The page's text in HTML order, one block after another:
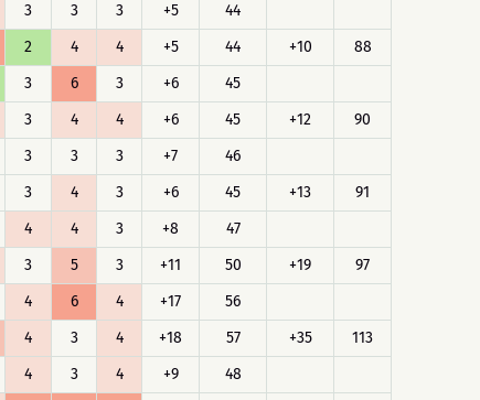
3 3 3 +5
44
2 4 4 +5 44 +10
88
3 6 3 +6
45
3 4 4 +6 45 +12
90
3 3 3 +7
46
3 4 3 +6 45 +13
91
4 4 3 +8
47
3 5 3 +11 50 +19
97
4 6 4 +17
56
4 3 4 +18 57 +35
113
4 3 4 +9
48